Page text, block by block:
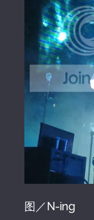
图／N-ing